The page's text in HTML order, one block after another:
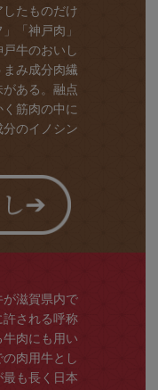
たものだけ
「神戸肉」
牛のおいし
まみ成分肉繊
ある。融点
筋肉の中に
のイノシン
が滋賀県内で
許される呼称
肉にも用い
肉用牛とし
も長く日本